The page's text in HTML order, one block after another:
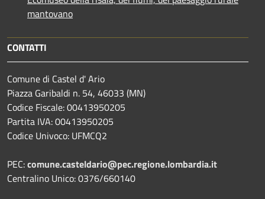
mantovano
CONTATTI
Comune di Castel d' Ario
Piazza Garibaldi n. 54, 46033 (MN)
Codice Fiscale: 00413950205
Partita IVA: 00413950205
Codice Univoco: UFMCQ2
PEC:comune.casteldario@pec.regione.lombardia.it
Centralino Unico: 0376/660140